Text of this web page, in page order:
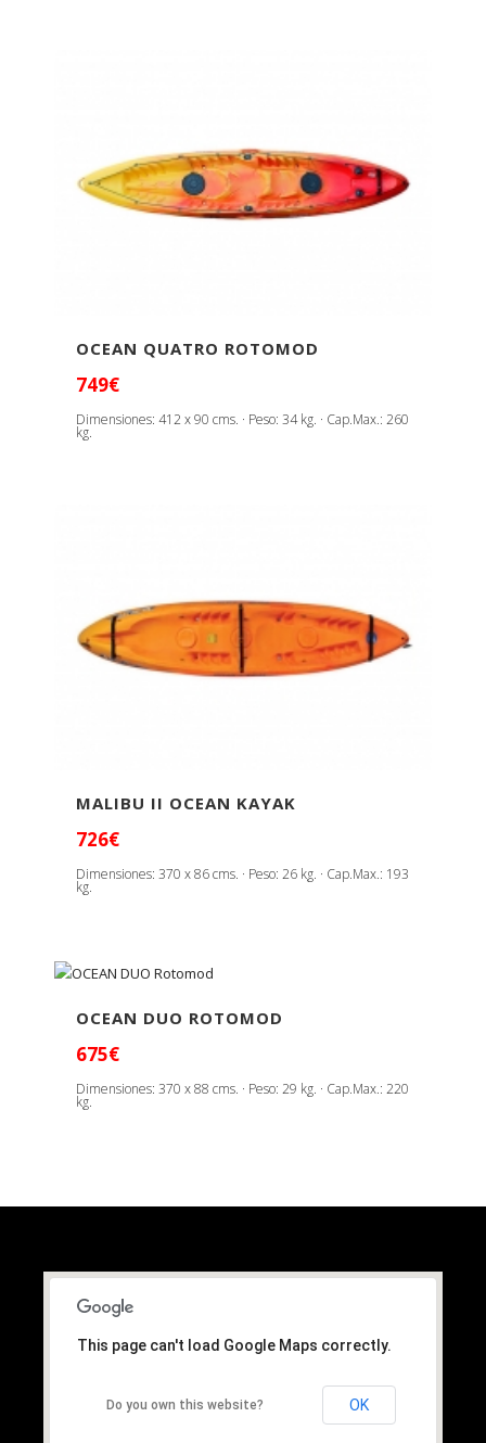
OCEAN QUATRO ROTOMOD
749€
Dimensiones: 412 x 90 cms. · Peso: 34 kg. · Cap.Max.: 260
kg.
MALIBU II OCEAN KAYAK
726€
Dimensiones: 370 x 86 cms. · Peso: 26 kg. · Cap.Max.: 193
kg.
OCEAN DUO ROTOMOD
675€
Dimensiones: 370 x 88 cms. · Peso: 29 kg. · Cap.Max.: 220
kg.
This page can't load Google Maps correctly.
Do you own this website? OK